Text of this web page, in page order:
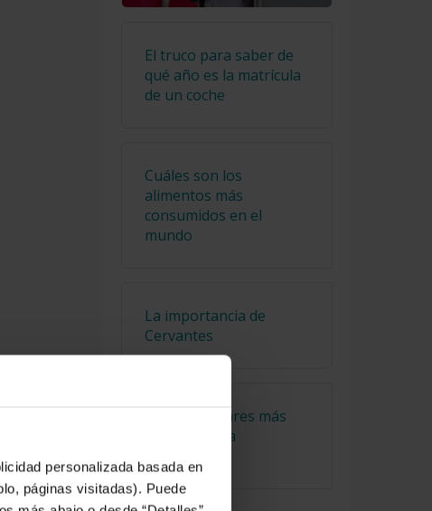
personalizada basada en
páginas visitadas). Puede
El truco para saber de
qué año es la matrícula
de un coche
Cuáles son los
alimentos más
consumidos en el
mundo
La importancia de
Cervantes
Los tres lugares más
alejados de la